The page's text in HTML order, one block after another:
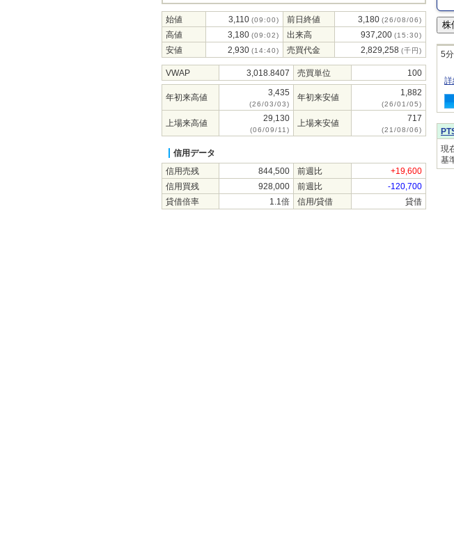
始値 3,110 (09:00) 前日終値 3,180 (26/08/06)
高値 3,180 (09:02) 出来高 937,200 (15:30)
安値 2,930 (14:40) 売買代金 2,829,258 (千円)
VWAP 3,018.8407 売買単位 100
年初来高値 3,435
(26/03/03)
年初来安値 1,882
(26/01/05)
上場来高値 29,130
(06/09/11)
上場来安値 717
(21/08/06)
信用データ
信用売残
844,500 前週比
+19,600
信用買残
928,000 前週比
-120,700
貸借倍率
1.1倍 信用/貸借 貸借
5
現
基